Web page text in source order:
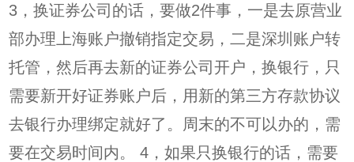
3，换证券公司的话，要做2件事，一是去原营业
部办理上海账户撤销指定交易，二是深圳账户转
托管，然后再去新的证券公司开户，换银行，只
需要新开好证券账户后，用新的第三方存款协议
去银行办理绑定就好了。周末的不可以办的，需
要在交易时间内。 4，如果只换银行的话，需要